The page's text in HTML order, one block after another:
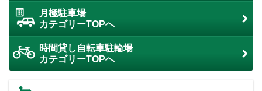
月極駐車場
カテゴリーTOPへ
時間貸し自転車駐輪場
カテゴリーTOPへ